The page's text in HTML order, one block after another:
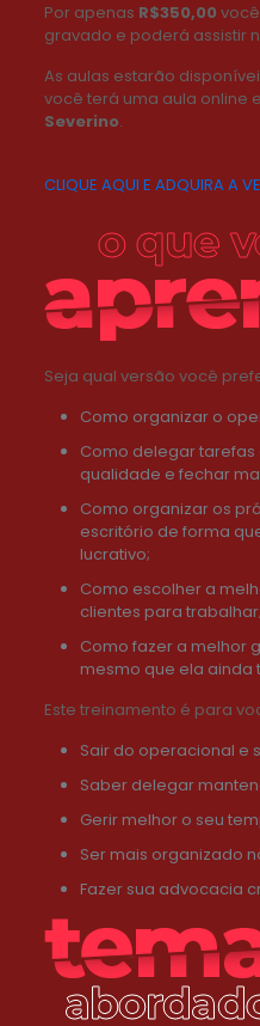
Por apenas R$350,00
gravado e poderá assistir
As aulas estarão
você terá uma aula online
Severino.
CLIQUE AQUI E ADQUIRA A
Seja qual versão você
Como organizar o
Como delegar
qualidade e fechar
Como organizar os
escritório de forma
lucrativo;
Como escolher a
clientes para trabalhar;
Como fazer a melhor
mesmo que ela ainda
Este treinamento é para
Sair do operacional e
Saber delegar
Gerir melhor o seu
Ser mais organizado
Fazer sua advocacia